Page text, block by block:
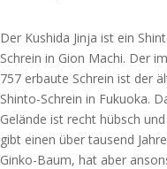
Der Kushida Jinja ist ein
Schrein in Gion Machi. Der
757 erbaute Schrein ist der
Shinto-Schrein in Fukuoka.
Gelände ist recht hübsch
gibt einen über tausend
Ginko-Baum, hat aber